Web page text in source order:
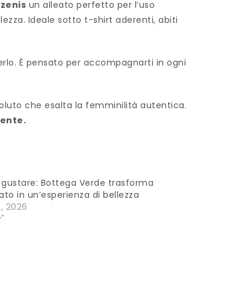
un alleato perfetto per l’uso
Ideale sotto t-shirt aderenti, abiti
È pensato per accompagnarti in ogni
che esalta la femminilità autentica.
.
Bottega Verde trasforma
in un’esperienza di bellezza
2026